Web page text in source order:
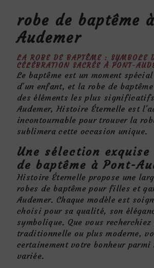
robe de baptême
Audemer
LA ROBE DE BAPTÊME : SYMBOLE
CÉLÉBRATION SACRÉE À PONT-
Le baptême est un moment
d'un enfant, et la robe de
des éléments les plus
Audemer, Histoire Éternelle est
incontournable pour trouver la
sublimera cette occasion unique.
Une sélection exquise
de baptême à Pont-
Histoire Éternelle propose une
robes de baptême pour filles et
Audemer. Chaque modèle est
choisi pour sa qualité, son
symbolique. Que vous recherchiez
traditionnelle ou plus moderne,
certainement votre bonheur
variée.